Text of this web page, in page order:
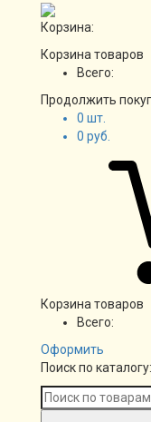
Корзина:
Корзина товаров
Всего:
Продолжить
0 шт.
0 руб.
Корзина товаров
Всего:
Оформить
Поиск по каталогу: